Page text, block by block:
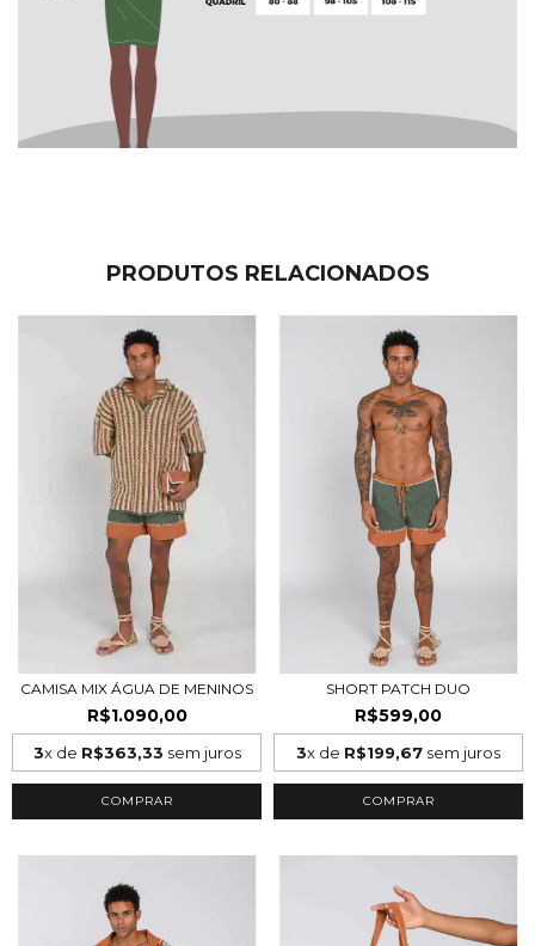
PRODUTOS RELACIONADOS
CAMISA MIX ÁGUA DE MENINOS
R$1.090,00
3x de R$363,33 sem juros
COMPRAR
SHORT PATCH DUO
R$599,00
3x de R$199,67 sem juros
COMPRAR